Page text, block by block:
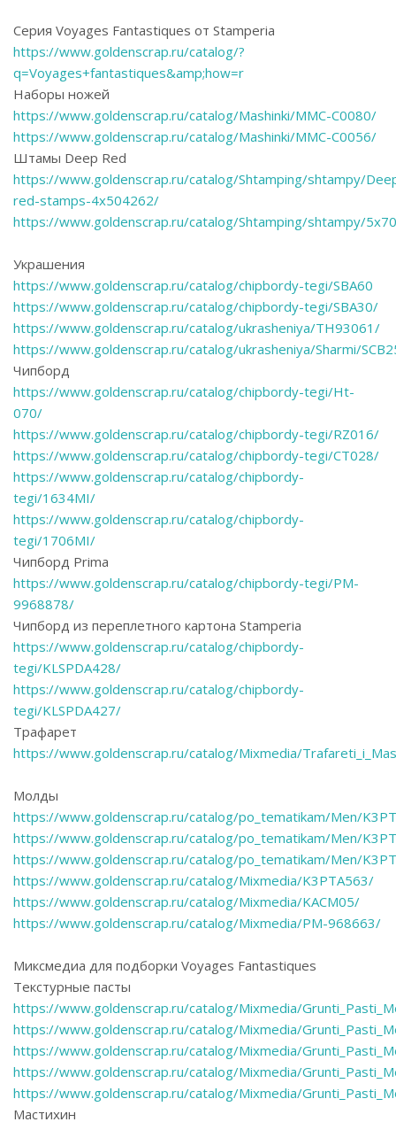
Серия Voyages Fantastiques от Stamperia
https://www.goldenscrap.ru/catalog/?
q=Voyages+fantastiques&amp;how=r
Наборы ножей
https://www.goldenscrap.ru/catalog/Mashinki/MMC-C0080/
https://www.goldenscrap.ru/catalog/Mashinki/MMC-C0056/
Штамы Deep Red
https://www.goldenscrap.ru/catalog/Shtamping/shtampy/
red-stamps-4x504262/
https://www.goldenscrap.ru/catalog/Shtamping/shtampy/
Украшения
https://www.goldenscrap.ru/catalog/chipbordy-tegi/SBA60
https://www.goldenscrap.ru/catalog/chipbordy-tegi/SBA30/
https://www.goldenscrap.ru/catalog/ukrasheniya/TH93061/
https://www.goldenscrap.ru/catalog/ukrasheniya/Sharmi/
Чипборд
https://www.goldenscrap.ru/catalog/chipbordy-tegi/Ht-
070/
https://www.goldenscrap.ru/catalog/chipbordy-tegi/RZ016/
https://www.goldenscrap.ru/catalog/chipbordy-tegi/CT028/
https://www.goldenscrap.ru/catalog/chipbordy-
tegi/1634MI/
https://www.goldenscrap.ru/catalog/chipbordy-
tegi/1706MI/
Чипборд Prima
https://www.goldenscrap.ru/catalog/chipbordy-tegi/PM-
9968878/
Чипборд из переплетного картона Stamperia
https://www.goldenscrap.ru/catalog/chipbordy-
tegi/KLSPDA428/
https://www.goldenscrap.ru/catalog/chipbordy-
tegi/KLSPDA427/
Трафарет
https://www.goldenscrap.ru/catalog/Mixmedia/
Молды
https://www.goldenscrap.ru/catalog/po_tematikam/Men/
https://www.goldenscrap.ru/catalog/po_tematikam/Men/
https://www.goldenscrap.ru/catalog/po_tematikam/Men/
https://www.goldenscrap.ru/catalog/Mixmedia/K3PTA563/
https://www.goldenscrap.ru/catalog/Mixmedia/KACM05/
https://www.goldenscrap.ru/catalog/Mixmedia/PM-968663/
Миксмедиа для подборки Voyages Fantastiques
Текстурные пасты
https://www.goldenscrap.ru/catalog/Mixmedia/
https://www.goldenscrap.ru/catalog/Mixmedia/
https://www.goldenscrap.ru/catalog/Mixmedia/
https://www.goldenscrap.ru/catalog/Mixmedia/
https://www.goldenscrap.ru/catalog/Mixmedia/
Мастихин